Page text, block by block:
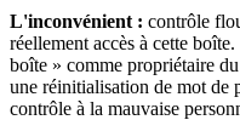
L'inconvénient : contrôle
réellement accès à cette
boîte » comme propriétaire
une réinitialisation de mot de
contrôle à la mauvaise